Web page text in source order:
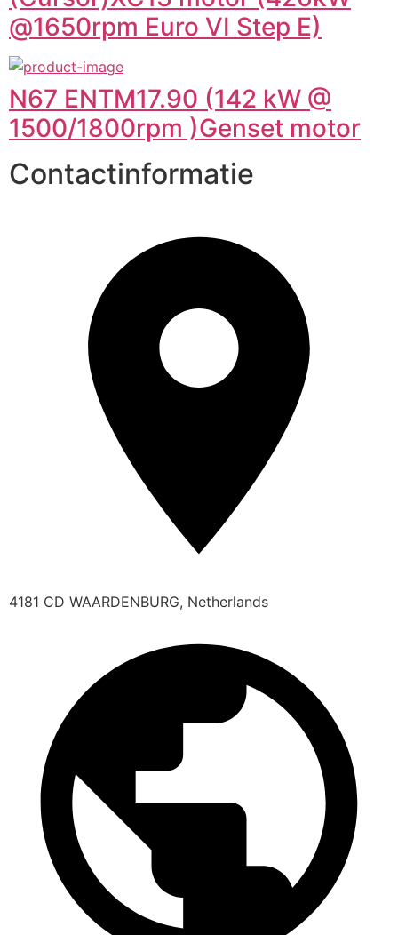
@1650rpm Euro VI Step E)
N67 ENTM17.90 (142 kW @
1500/1800rpm )Genset motor
Contactinformatie
4181 CD WAARDENBURG, Netherlands